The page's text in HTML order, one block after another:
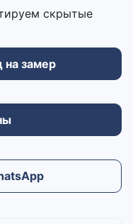
скрытые
на замер